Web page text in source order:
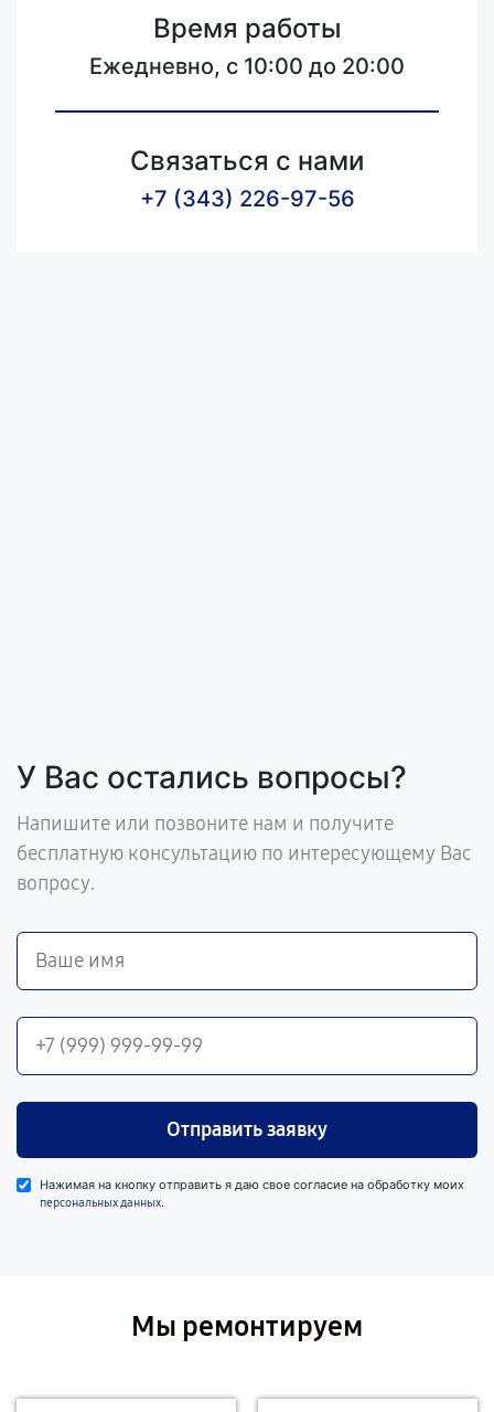
Время работы
Ежедневно, с 10:00 до 20:00
Связаться с нами
+7 (343) 226-97-56
У Вас остались вопросы?
Напишите или позвоните нам и получите
бесплатную консультацию по интересующему Вас
вопросу.
Отправить заявку
Нажимая на кнопку отправить я даю свое согласие на обработку моих
персональных данных.
Мы ремонтируем